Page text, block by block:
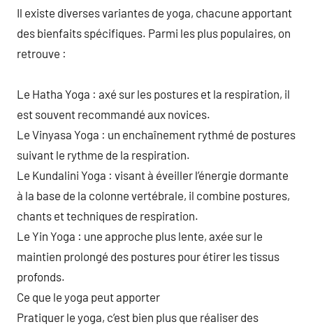
Il existe diverses variantes de yoga, chacune apportant
des bienfaits spécifiques. Parmi les plus populaires, on
retrouve :
Le Hatha Yoga : axé sur les postures et la respiration, il
est souvent recommandé aux novices.
Le Vinyasa Yoga : un enchaînement rythmé de postures
suivant le rythme de la respiration.
Le Kundalini Yoga : visant à éveiller l’énergie dormante
à la base de la colonne vertébrale, il combine postures,
chants et techniques de respiration.
Le Yin Yoga : une approche plus lente, axée sur le
maintien prolongé des postures pour étirer les tissus
profonds.
Ce que le yoga peut apporter
Pratiquer le yoga, c’est bien plus que réaliser des